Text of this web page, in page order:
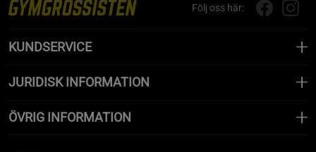
Följ oss här:
KUNDSERVICE
JURIDISK INFORMATION
ÖVRIG INFORMATION